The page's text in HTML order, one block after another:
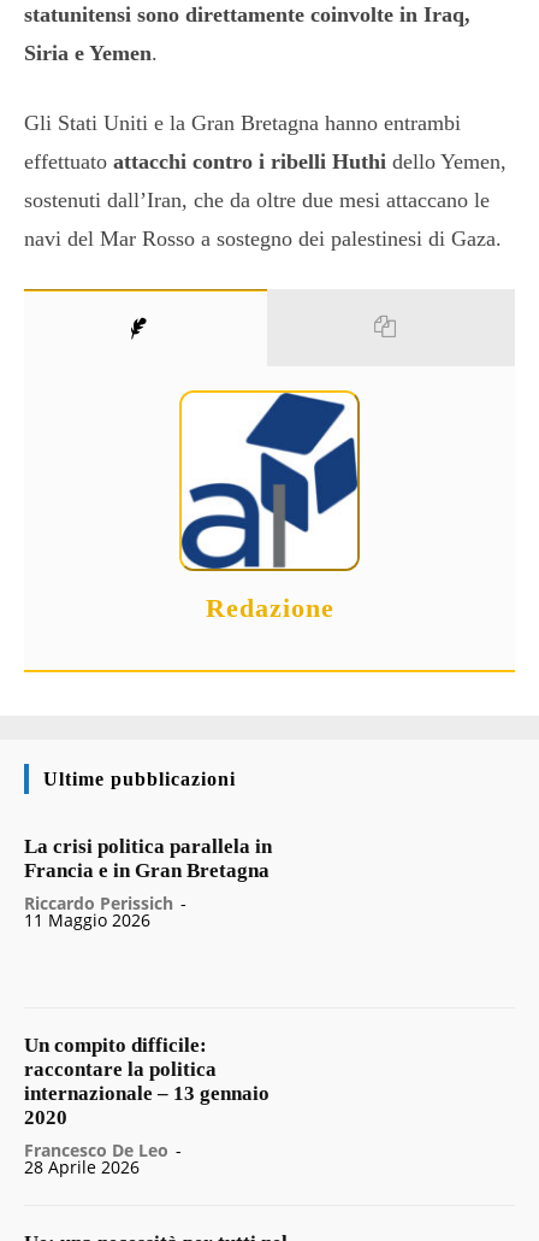
statunitensi sono direttamente coinvolte in Iraq,
Siria e Yemen.
Gli Stati Uniti e la Gran Bretagna hanno entrambi
effettuato attacchi contro i ribelli Huthi dello Yemen,
sostenuti dall’Iran, che da oltre due mesi attaccano le
navi del Mar Rosso a sostegno dei palestinesi di Gaza.
Redazione
Ultime pubblicazioni
La crisi politica parallela in
Francia e in Gran Bretagna
Riccardo Perissich -
11 Maggio 2026
Un compito difficile:
raccontare la politica
internazionale – 13 gennaio
2020
Francesco De Leo -
28 Aprile 2026